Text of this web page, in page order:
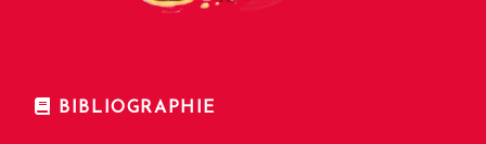
BIBLIOGRAPHIE